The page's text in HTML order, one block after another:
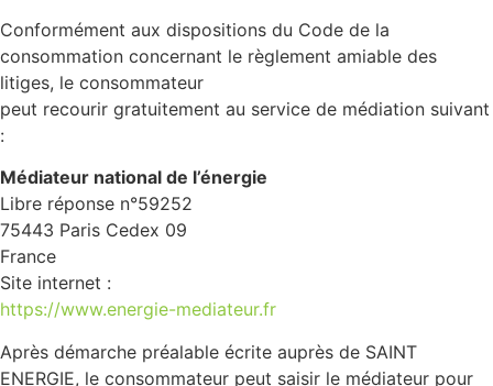
Conformément aux dispositions du Code de la
consommation concernant le règlement amiable des
litiges, le consommateur
peut recourir gratuitement au service de médiation suivant
:
Médiateur national de l’énergie
Libre réponse n°59252
75443 Paris Cedex 09
France
Site internet :
https://www.energie-mediateur.fr
Après démarche préalable écrite auprès de SAINT
ENERGIE, le consommateur peut saisir le médiateur pour